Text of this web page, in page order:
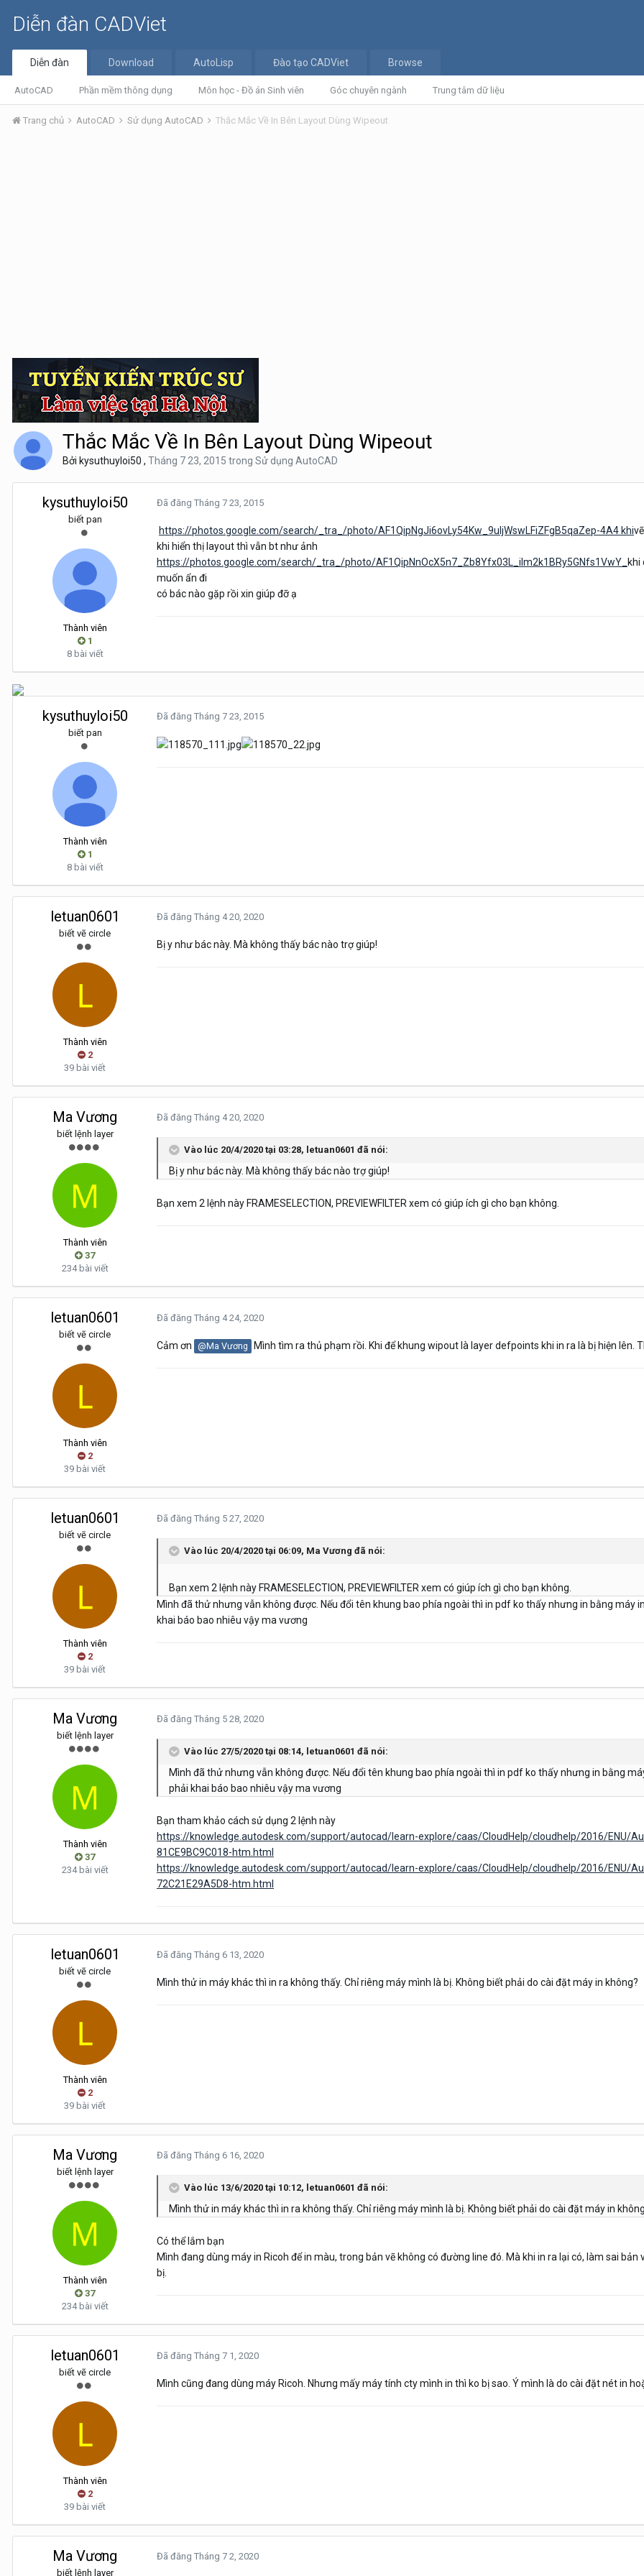
Diễn đàn CADViet
Diễn đàn
AutoCAD Phần mềm thông dụng Môn học - Đồ án Sinh viên Góc chuyên ngành Trung tâm dữ liệu
Download AutoLisp Đào tạo CADViet Browse
Trang chủ AutoCAD Sử dụng AutoCAD Thắc Mắc Về In Bên Layout Dùng Wipeout
Thắc Mắc Về In Bên Layout Dùng Wipeout
Bởi kysuthuyloi50 , Tháng 7 23, 2015 trong Sử dụng AutoCAD
kysuthuyloi50
biết pan
Thành viên
1
8 bài viết
Đã đăng Tháng 7 23, 2015
https://photos.google.com/search/_tra_/photo/AF1QipNgJi6ovLy54Kw_9uljWswLFiZFgB5qaZep-4A4 khi
khi hiển thị layout thì vẫn bt như ảnh
https://photos.google.com/search/_tra_/photo/AF1QipNnOcX5n7_Zb8Yfx03L_iIm2k1BRy5GNfs1VwY_
khi
muốn ẩn đi
có bác nào gặp rồi xin giúp đỡ ạ
kysuthuyloi50
biết pan
Thành viên
1
8 bài viết
Đã đăng Tháng 7 23, 2015
letuan0601
biết vẽ circle
Thành viên
2
39 bài viết
Đã đăng Tháng 4 20, 2020
Bị y như bác này. Mà không thấy bác nào trợ giúp!
Ma Vương
biết lệnh layer
Thành viên
37
234 bài viết
Đã đăng Tháng 4 20, 2020
Vào lúc 20/4/2020 tại 03:28, letuan0601 đã nói:
Bị y như bác này. Mà không thấy bác nào trợ giúp!
Bạn xem 2 lệnh này FRAMESELECTION, PREVIEWFILTER xem có giúp ích gì cho bạn không.
letuan0601
biết vẽ circle
Thành viên
2
39 bài viết
Đã đăng Tháng 4 24, 2020
Cảm ơn @Ma Vương Mình tìm ra thủ phạm rồi. Khi để khung wipout là layer defpoints khi in ra là bị hiện lên.
letuan0601
biết vẽ circle
Thành viên
2
39 bài viết
Đã đăng Tháng 5 27, 2020
Vào lúc 20/4/2020 tại 06:09, Ma Vương đã nói:
Bạn xem 2 lệnh này FRAMESELECTION, PREVIEWFILTER xem có giúp ích gì cho bạn không.
Mình đã thử nhưng vẫn không được. Nếu đổi tên khung bao phía ngoài thì in pdf ko thấy nhưng in bằng máy
khai báo bao nhiêu vậy ma vương
Ma Vương
biết lệnh layer
Thành viên
37
234 bài viết
Đã đăng Tháng 5 28, 2020
Vào lúc 27/5/2020 tại 08:14, letuan0601 đã nói:
Mình đã thử nhưng vẫn không được. Nếu đổi tên khung bao phía ngoài thì in pdf ko thấy nhưng in bằng
phải khai báo bao nhiêu vậy ma vương
Bạn tham khảo cách sử dụng 2 lệnh này
https://knowledge.autodesk.com/support/autocad/learn-explore/caas/CloudHelp/cloudhelp/2016/ENU/
81CE9BC9C018-htm.html
https://knowledge.autodesk.com/support/autocad/learn-explore/caas/CloudHelp/cloudhelp/2016/ENU/
72C21E29A5D8-htm.html
letuan0601
biết vẽ circle
Thành viên
2
39 bài viết
Đã đăng Tháng 6 13, 2020
Mình thử in máy khác thì in ra không thấy. Chỉ riêng máy mình là bị. Không biết phải do cài đặt máy in không?
Ma Vương
biết lệnh layer
Thành viên
37
234 bài viết
Đã đăng Tháng 6 16, 2020
Vào lúc 13/6/2020 tại 10:12, letuan0601 đã nói:
Mình thử in máy khác thì in ra không thấy. Chỉ riêng máy mình là bị. Không biết phải do cài đặt máy in
Có thể lắm bạn
Mình đang dùng máy in Ricoh để in màu, trong bản vẽ không có đường line đó. Mà khi in ra lại có, làm sai
bị.
letuan0601
biết vẽ circle
Thành viên
2
39 bài viết
Đã đăng Tháng 7 1, 2020
Mình cũng đang dùng máy Ricoh. Nhưng mấy máy tính cty mình in thì ko bị sao. Ý mình là do cài đặt nét in
Ma Vương
biết lệnh layer
Đã đăng Tháng 7 2, 2020